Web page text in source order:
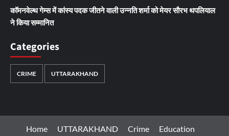
कॉमनवेल्थ गेम्स में कांस्य पदक जीतने वाली उन्नति शर्मा को मेयर सौरभ थपलियाल
ने किया सम्मानित
Categories
CRIME UTTARAKHAND
Home UTTARAKHAND Crime
Education